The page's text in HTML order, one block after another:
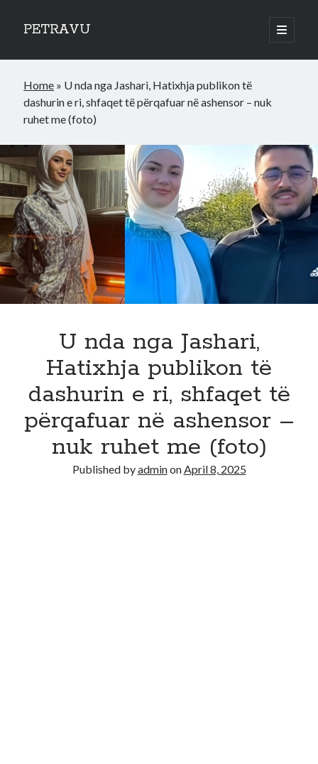
PETRAVU
open
primary
Sidebar
Bank
Credit Cards
Uncategorized
Home » U nda nga Jashari, Hatixhja publikon të
dashurin e ri, shfaqet të përqafuar në ashensor – nuk
ruhet me (foto)
U nda nga Jashari,
Hatixhja publikon të
dashurin e ri, shfaqet të
përqafuar në ashensor –
nuk ruhet me (foto)
Published byadminonApril 8, 2025